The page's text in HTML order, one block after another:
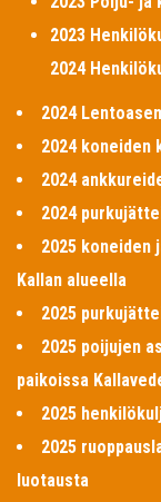
2023
2024
2024
2024
2024
2024
2025 koneiden
Kallan alueella
2025
2025 poijujen
paikoissa
2025
2025
luotausta